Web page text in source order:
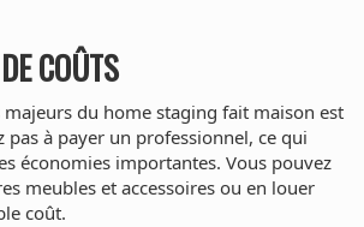
COÛTS
majeurs du home staging fait maison est
pas à payer un professionnel, ce qui
économies importantes. Vous pouvez
meubles et accessoires ou en louer
coût.